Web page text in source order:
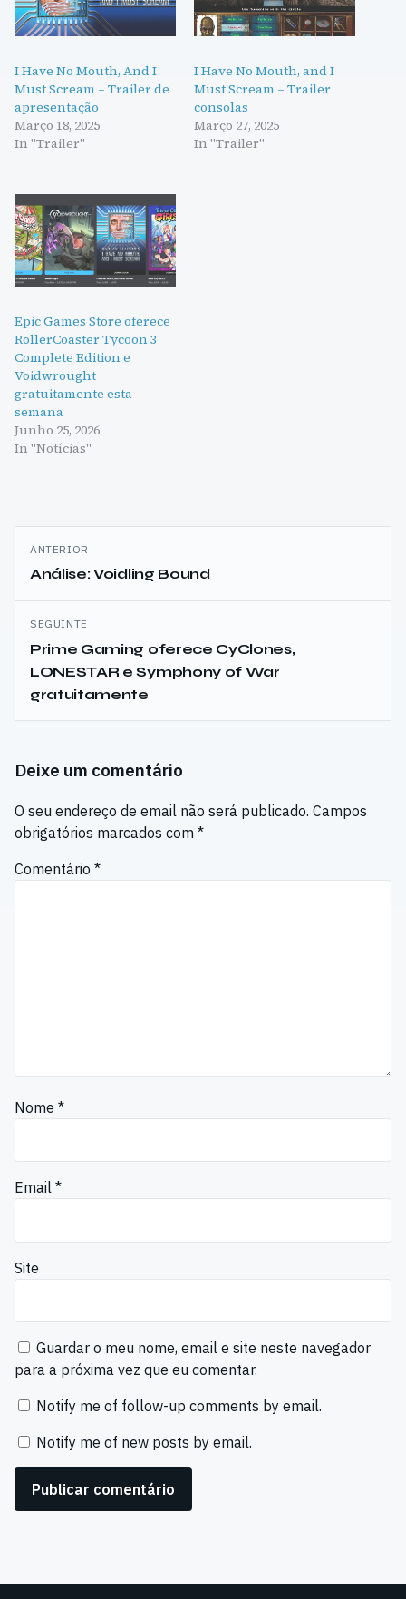
I Have No Mouth, And I
Must Scream – Trailer de
apresentação
Março 18, 2025
In "Trailer"
I Have No Mouth, and I
Must Scream – Trailer
consolas
Março 27, 2025
In "Trailer"
Epic Games Store oferece
RollerCoaster Tycoon 3
Complete Edition e
Voidwrought
gratuitamente esta
semana
Junho 25, 2026
In "Notícias"
Navegação
de
artigos
ANTERIOR
Análise: Voidling Bound
SEGUINTE
Prime Gaming oferece CyClones,
LONESTAR e Symphony of War
gratuitamente
Deixe um comentário
O seu endereço de email não será publicado. Campos
obrigatórios marcados com *
Comentário *
Nome *
Email *
Site
Guardar o meu nome, email e site neste navegador
para a próxima vez que eu comentar.
Notify me of follow-up comments by email.
Notify me of new posts by email.